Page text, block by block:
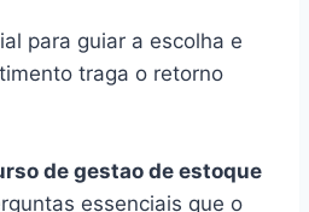
para guiar a escolha e
traga o retorno
de gestao de estoque
essenciais que o